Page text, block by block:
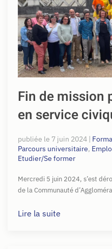
Fin de mission
en service
publiée le 7 juin 2024 |
Parcours universitaire,
Etudier/Se former
Mercredi 5 juin 2024, s’est
de la Communauté
Lire la suite